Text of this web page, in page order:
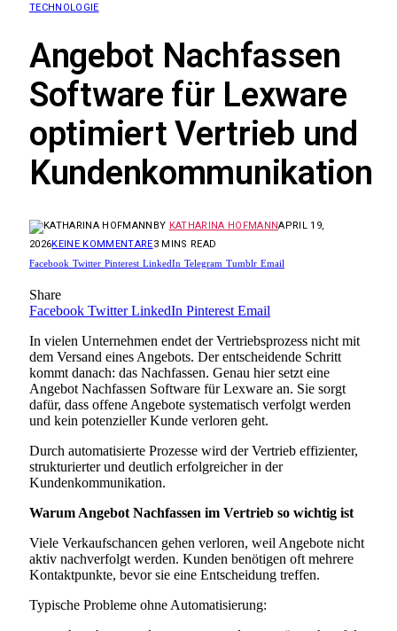
TECHNOLOGIE
Angebot Nachfassen
Software für Lexware
optimiert Vertrieb und
Kundenkommunikation
BY KATHARINA HOFMANNAPRIL 19,
2026KEINE KOMMENTARE3 MINS READ
Facebook Twitter Pinterest LinkedIn Telegram Tumblr Email
Share
Facebook Twitter LinkedIn Pinterest Email
In vielen Unternehmen endet der Vertriebsprozess nicht mit
dem Versand eines Angebots. Der entscheidende Schritt
kommt danach: das Nachfassen. Genau hier setzt eine
Angebot Nachfassen Software für Lexware an. Sie sorgt
dafür, dass offene Angebote systematisch verfolgt werden
und kein potenzieller Kunde verloren geht.
Durch automatisierte Prozesse wird der Vertrieb effizienter,
strukturierter und deutlich erfolgreicher in der
Kundenkommunikation.
Warum Angebot Nachfassen im Vertrieb so wichtig ist
Viele Verkaufschancen gehen verloren, weil Angebote nicht
aktiv nachverfolgt werden. Kunden benötigen oft mehrere
Kontaktpunkte, bevor sie eine Entscheidung treffen.
Typische Probleme ohne Automatisierung: